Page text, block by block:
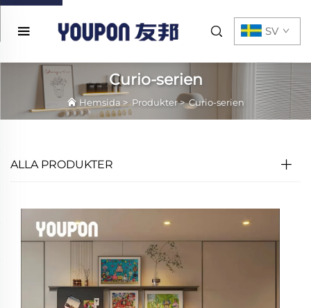
SV
Curio-serien
Hemsida > Produkter>Curio-serien
ALLA PRODUKTER